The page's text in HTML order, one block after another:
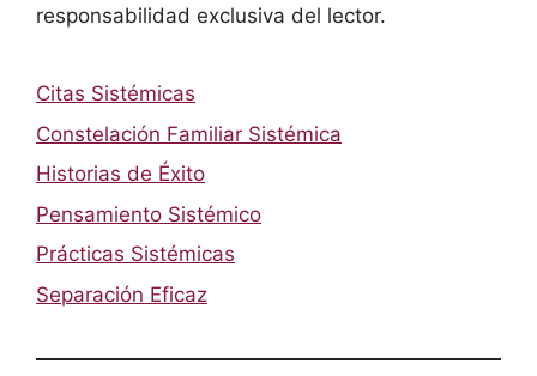
responsabilidad exclusiva del lector.
Citas Sistémicas
Constelación Familiar Sistémica
Historias de Éxito
Pensamiento Sistémico
Prácticas Sistémicas
Separación Eficaz